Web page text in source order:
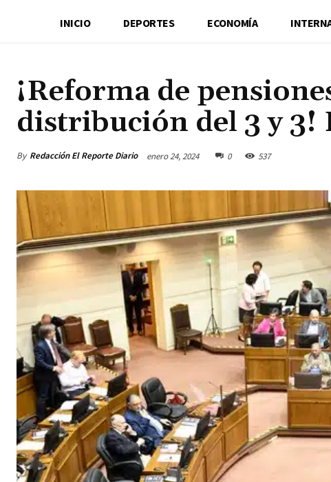
INICIO DEPORTES ECONOMÍA
¡Reforma de
distribución del 3 y 3!
By Redacción El Reporte Diario enero 24, 2024 0 537